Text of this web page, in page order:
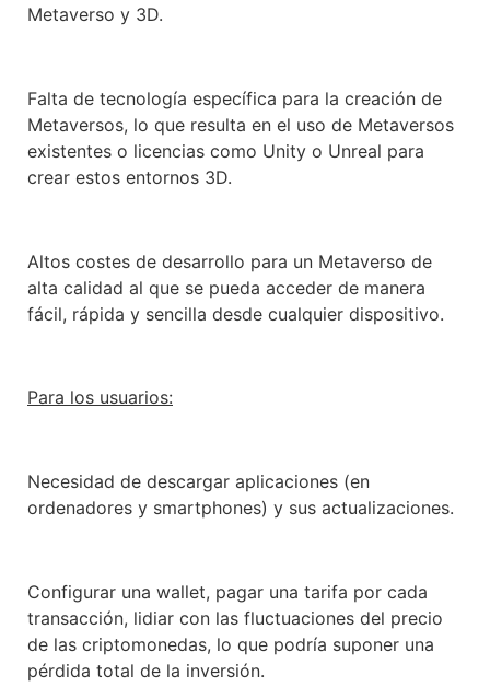
Metaverso y 3D.
Falta de tecnología específica para la creación de
Metaversos, lo que resulta en el uso de Metaversos
existentes o licencias como Unity o Unreal para
crear estos entornos 3D.
Altos costes de desarrollo para un Metaverso de
alta calidad al que se pueda acceder de manera
fácil, rápida y sencilla desde cualquier dispositivo.
Para los usuarios:
Necesidad de descargar aplicaciones (en
ordenadores y smartphones) y sus actualizaciones.
Configurar una wallet, pagar una tarifa por cada
transacción, lidiar con las fluctuaciones del precio
de las criptomonedas, lo que podría suponer una
pérdida total de la inversión.